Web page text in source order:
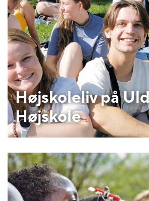
Højskoleliv på
Højskole